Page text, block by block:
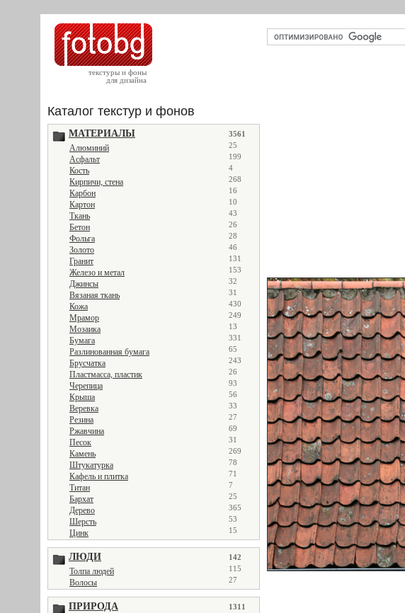
текстуры и фоны
для дизайна
Каталог текстур и фонов
МАТЕРИАЛЫ 3561
Алюминий 25
Асфальт 199
Кость 4
Кирпичи, стена 268
Карбон 16
Картон 10
Ткань 43
Бетон 26
Фольга 28
Золото 46
Гранит 131
Железо и метал 153
Джинсы 32
Вязаная ткань 31
Кожа 430
Мрамор 249
Мозаика 13
Бумага 331
Разлинованная бумага 65
Брусчатка 243
Пластмасса, пластик 26
Черепица 93
Крыша 56
Веревка 33
Резина 27
Ржавчина 69
Песок 31
Камень 269
Штукатурка 78
Кафель и плитка 71
Титан 7
Бархат 25
Дерево 365
Шерсть 53
Цинк 15
ЛЮДИ 142
Толпа людей 115
Волосы 27
ПРИРОДА 1311